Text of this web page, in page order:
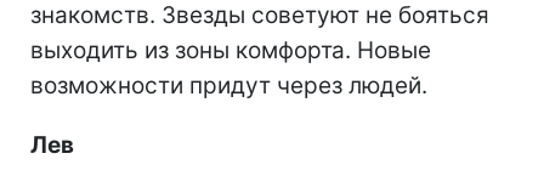
знакомств. Звезды советуют не бояться
выходить из зоны комфорта. Новые
возможности придут через людей.
Лев